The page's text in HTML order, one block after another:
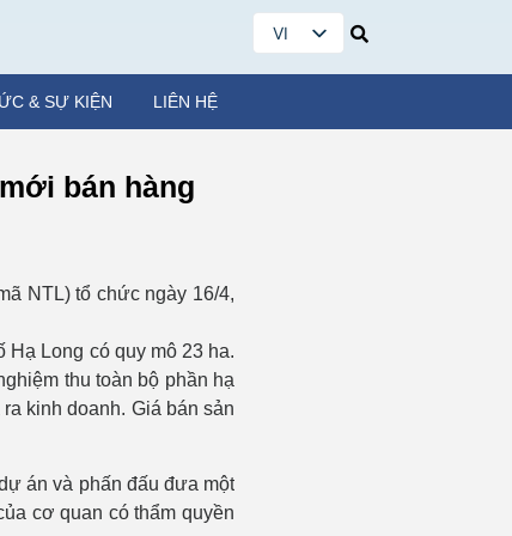
VI
EN
& SỰ KIỆN LIÊN HỆ
bán hàng
NTL) tổ chức ngày 16/4,
Hạ Long có quy mô 23 ha.
thu toàn bộ phần hạ
kinh doanh. Giá bán sản
án và phấn đấu đưa một
cơ quan có thẩm quyền